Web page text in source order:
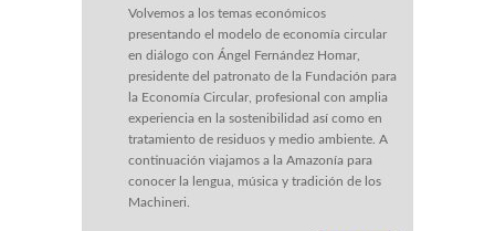
Volvemos a los temas económicos
presentando el modelo de economía circular
en diálogo con Ángel Fernández Homar,
presidente del patronato de la Fundación para
la Economía Circular, profesional con amplia
experiencia en la sostenibilidad así como en
tratamiento de residuos y medio ambiente. A
continuación viajamos a la Amazonía para
conocer la lengua, música y tradición de los
Machineri.